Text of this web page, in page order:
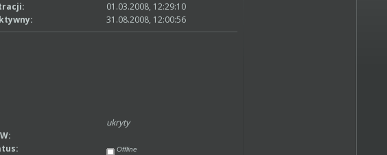
01.03.2008, 12:29:10
31.08.2008, 12:00:56
ukryty
Offline